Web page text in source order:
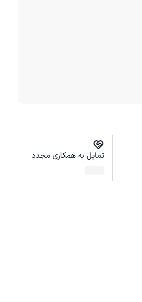
تمایل به همکاری مجدد